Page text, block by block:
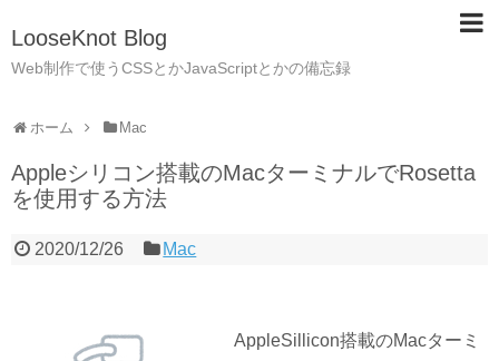
LooseKnot Blog
Web制作で使うCSSとかJavaScriptとかの備忘録
ホーム Mac
Appleシリコン搭載のMacターミナルでRosetta
を使用する方法
2020/12/26 Mac
AppleSillicon搭載のMacターミ